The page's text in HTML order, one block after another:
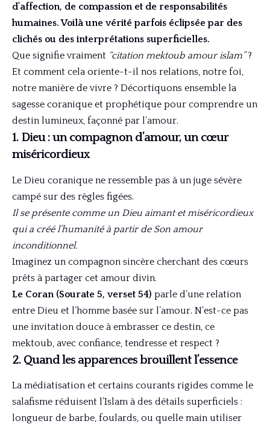
d’affection, de compassion et de responsabilités
humaines. Voilà une vérité parfois éclipsée par des
clichés ou des interprétations superficielles.
Que signifie vraiment “citation mektoub amour islam”?
Et comment cela oriente-t-il nos relations, notre foi,
notre manière de vivre ? Décortiquons ensemble la
sagesse coranique et prophétique pour comprendre un
destin lumineux, façonné par l’amour.
1. Dieu : un compagnon d’amour, un cœur
miséricordieux
Le Dieu coranique ne ressemble pas à un juge sévère
campé sur des règles figées.
Il se présente comme un Dieu aimant et miséricordieux
qui a créé l’humanité à partir de Son amour
inconditionnel.
Imaginez un compagnon sincère cherchant des cœurs
prêts à partager cet amour divin.
Le Coran (Sourate 5, verset 54) parle d’une relation
entre Dieu et l’homme basée sur l’amour. N’est-ce pas
une invitation douce à embrasser ce destin, ce
mektoub, avec confiance, tendresse et respect ?
2. Quand les apparences brouillent l’essence
La médiatisation et certains courants rigides comme le
salafisme réduisent l’Islam à des détails superficiels :
longueur de barbe, foulards, ou quelle main utiliser